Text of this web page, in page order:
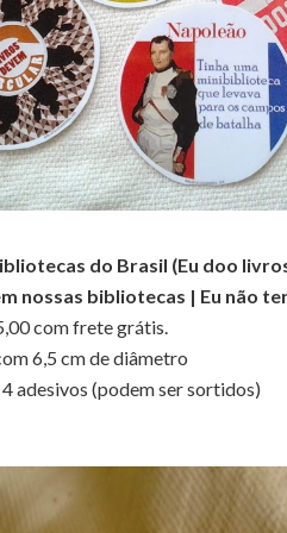
do Brasil (Eu doo
nossas bibliotecas | Eu não
com frete grátis.
6,5 cm de diâmetro
adesivos (podem ser sortidos)